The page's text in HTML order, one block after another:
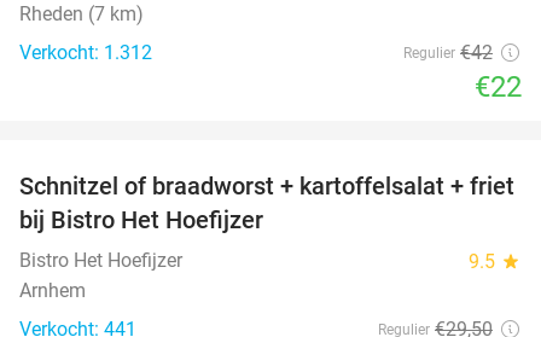
Rheden (7 km)
Verkocht: 1.312
Regulier €42
€22
51%
Schnitzel of braadworst + kartoffelsalat + friet
bij Bistro Het Hoefijzer
Bistro Het Hoefijzer 9.5 star
Arnhem
Verkocht: 441
Regulier €29,50